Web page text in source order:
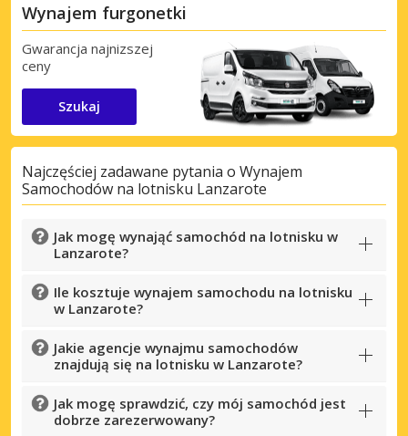
Wynajem furgonetki
Gwarancja najnizszej
ceny
Szukaj
Najczęściej zadawane pytania o Wynajem
Samochodów na lotnisku Lanzarote
Jak mogę wynająć samochód na lotnisku w
Lanzarote?
Ile kosztuje wynajem samochodu na lotnisku
w Lanzarote?
Jakie agencje wynajmu samochodów
znajdują się na lotnisku w Lanzarote?
Jak mogę sprawdzić, czy mój samochód jest
dobrze zarezerwowany?